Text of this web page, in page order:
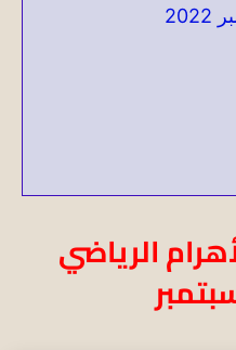
الرياضي